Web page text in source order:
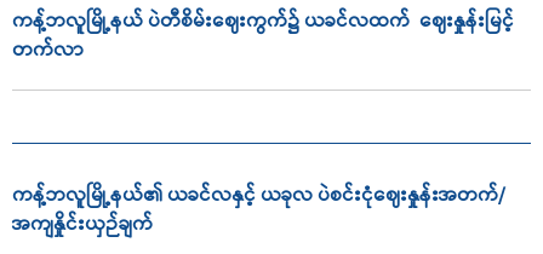
ကန့်ဘလူမြို့နယ် ပဲတီစိမ်းဈေးကွက်၌ ယခင်လထက် ဈေးနှုန်းမြင့်
တက်လာ
ကန့်ဘလူမြို့နယ်၏ ယခင်လနှင့် ယခုလ ပဲစင်းငုံဈေးနှုန်းအတက်/
အကျနှိုင်းယှဉ်ချက်